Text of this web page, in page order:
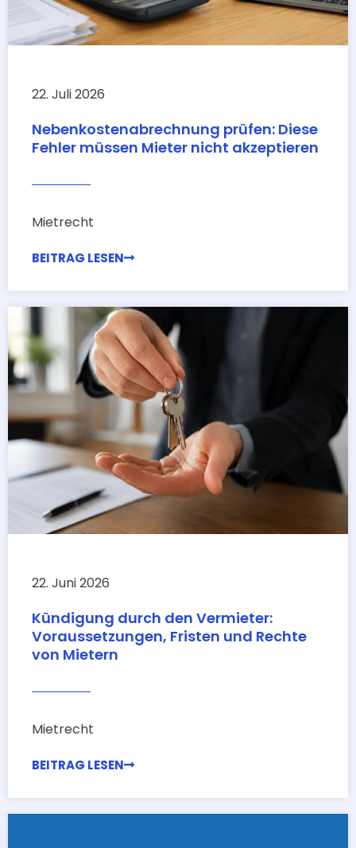
22. Juli 2026
Nebenkostenabrechnung prüfen: Diese
Fehler müssen Mieter nicht akzeptieren
Mietrecht
BEITRAG LESEN
22. Juni 2026
Kündigung durch den Vermieter:
Voraussetzungen, Fristen und Rechte
von Mietern
Mietrecht
BEITRAG LESEN